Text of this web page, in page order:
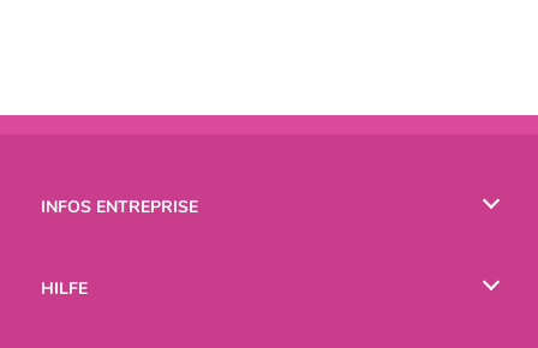
INFOS ENTREPRISE
HILFE